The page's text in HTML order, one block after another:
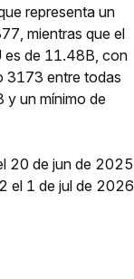
representa un
mientras que el
es de 11.48B, con
3173 entre todas
un mínimo de
20 de jun de 2025
el 1 de jul de 2026